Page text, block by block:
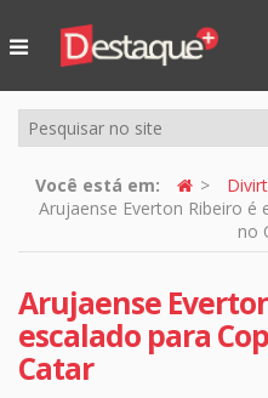
Online
Você está em:
Arujaense Everton Ribeiro é
no
Arujaense
escalado para
Catar